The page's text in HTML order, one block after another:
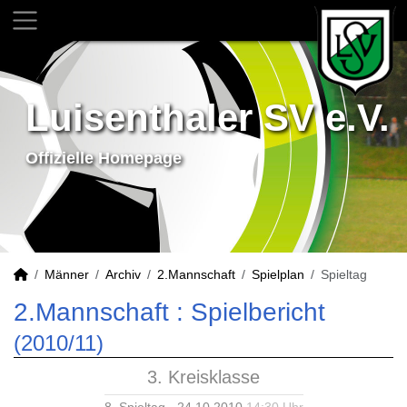
Luisenthaler SV e.V.
Offizielle Homepage
Männer Archiv 2.Mannschaft Spielplan Spieltag
2.Mannschaft : Spielbericht
(2010/11)
3. Kreisklasse